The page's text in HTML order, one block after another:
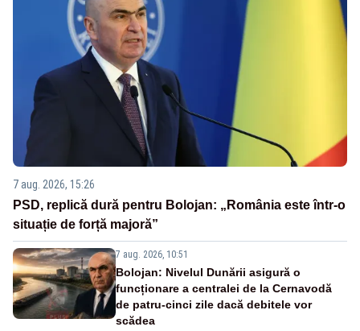
7 aug. 2026, 15:26
PSD, replică dură pentru Bolojan: „România este într-o
situație de forță majoră”
7 aug. 2026, 10:51
Bolojan: Nivelul Dunării asigură o
funcționare a centralei de la Cernavodă
de patru-cinci zile dacă debitele vor
scădea